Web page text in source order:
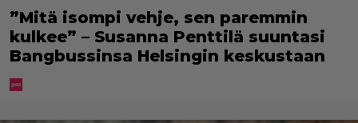
”Mitä isompi vehje, sen paremmin
kulkee” – Susanna Penttilä suuntasi
Bangbussinsa Helsingin keskustaan